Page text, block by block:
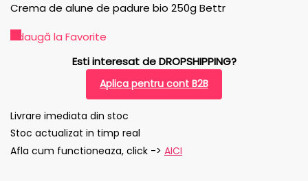
Crema de alune de padure bio 250g Bettr
Adaugă la Favorite
Esti interesat de DROPSHIPPING?
Aplica pentru cont B2B
Livrare imediata din stoc
Stoc actualizat in timp real
Afla cum functioneaza, click -> AICI